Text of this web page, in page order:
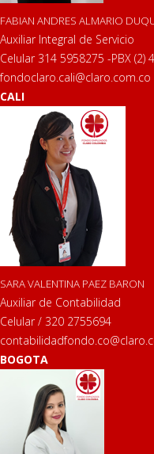
FABIAN ANDRES ALMARIO
Auxiliar Integral de Servicio
Celular 314 5958275 -PBX (2)
fondoclaro.cali@claro.com.co
CALI
SARA VALENTINA PAEZ BARON
Auxiliar de Contabilidad
Celular / 320 2755694
BOGOTA